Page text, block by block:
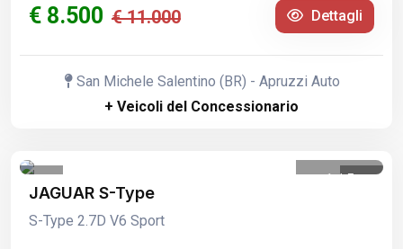
€ 8.500 € 11.000 Dettagli
San Michele Salentino (BR) - Apruzzi Auto
+ Veicoli del Concessionario
1 /5
JAGUAR S-Type
S-Type 2.7D V6 Sport